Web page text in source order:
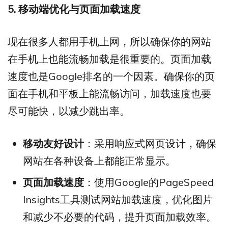
5. 移动端优化与页面加载速度
现在很多人都用手机上网，所以确保你的网站
在手机上也能流畅加载是很重要的。页面加载
速度也是Google排名的一个因素。确保你的页
面在手机和平板上能流畅访问，加载速度也要
尽可能快，以减少跳出率。
移动友好设计：采用响应式网页设计，确保
网站在各种设备上都能正常显示。
页面加载速度 ：使用Google的PageSpeed
Insights工具测试网站加载速度，优化图片
和减少不必要的代码，提升页面加载效率。